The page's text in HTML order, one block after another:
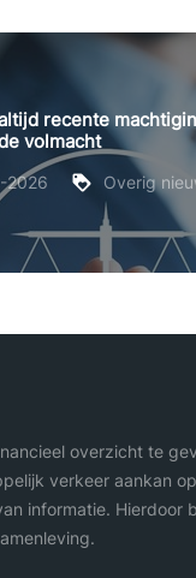
recente
volmacht
2026 Overig
overzicht te
verkeer aankan
informatie. Hierdoor